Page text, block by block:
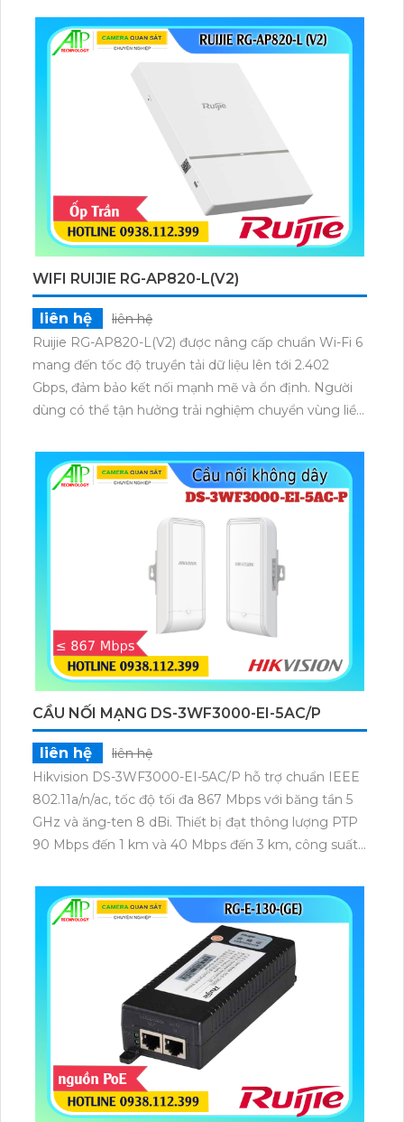
POE, giúp tiết kiệm dây cáp và dễ dàng cài đặt.
WIFI RUIJIE RG-AP820-L(V2)
liên hệ
liên hệ
Ruijie RG-AP820-L(V2) được nâng cấp chuẩn Wi-Fi 6
mang đến tốc độ truyền tải dữ liệu lên tới 2.402
Gbps, đảm bảo kết nối mạnh mẽ và ổn định. Người
dùng có thể tận hưởng trải nghiệm chuyển vùng liền
chuyển trong không gian rộng.
CẦU NỐI MẠNG DS-3WF3000-EI-5AC/P
liên hệ
liên hệ
Hikvision DS-3WF3000-EI-5AC/P hỗ trợ chuẩn IEEE
802.11a/n/ac, tốc độ tối đa 867 Mbps với băng tần 5
GHz và ăng-ten 8 dBi. Thiết bị đạt thông lượng PTP
90 Mbps đến 1 km và 40 Mbps đến 3 km, công suất
tải dữ liệu và video giám sát ổn định ở khoảng cách
xa.